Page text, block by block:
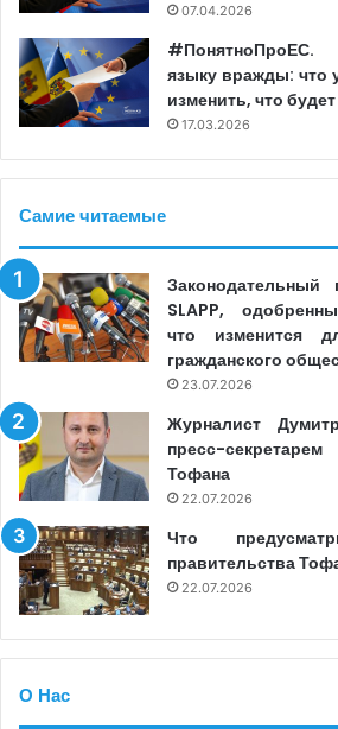
07.04.2026
#ПонятноПроЕС.
языку вражды: что
изменить, что
17.03.2026
Самие читаемые
SLAPP,
что изменится
гражданского
23.07.2026
Журналист
пресс-
Тофана
22.07.2026
Что
правительства
22.07.2026
О Нас